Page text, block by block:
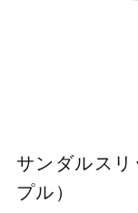
サンダルス
プル）